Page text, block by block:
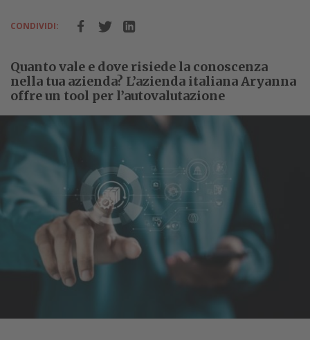
CONDIVIDI:
Quanto vale e dove risiede la conoscenza
nella tua azienda? L’azienda italiana Aryanna
offre un tool per l’autovalutazione